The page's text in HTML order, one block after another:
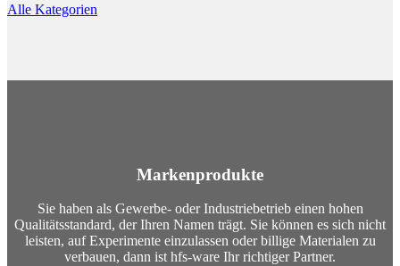
Alle Kategorien
Markenprodukte
Sie haben als Gewerbe- oder Industriebetrieb einen hohen
Qualitätsstandard, der Ihren Namen trägt. Sie können es sich nicht
leisten, auf Experimente einzulassen oder billige Materialen zu
verbauen, dann ist hfs-ware Ihr richtiger Partner.